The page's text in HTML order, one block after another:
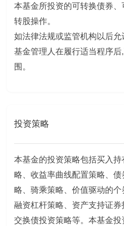
本基金所投资的可转换债券
转股操作。
如法律法规或监管机构以后
基金管理人在履行适当程序
围。
投资策略
本基金的投资策略包括买入
略、收益率曲线配置策略、
略、骑乘策略、价值驱动的
融资杠杆策略、资产支持证
交换债投资策略等。本基金